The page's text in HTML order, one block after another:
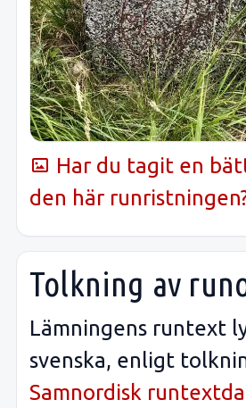
Har du tagit en
den här
Tolkning av
Lämningens runtext
svenska, enligt
Samnordisk